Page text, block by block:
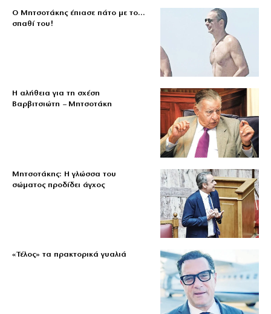
Ο Μητσοτάκης έπιασε πάτο με το…
σπαθί του!
Η αλήθεια για τη σχέση
Βαρβιτσιώτη – Μητσοτάκη
Μητσοτάκης: Η γλώσσα του
σώματος προδίδει άγχος
«Τέλος» τα πρακτορικά γυαλιά